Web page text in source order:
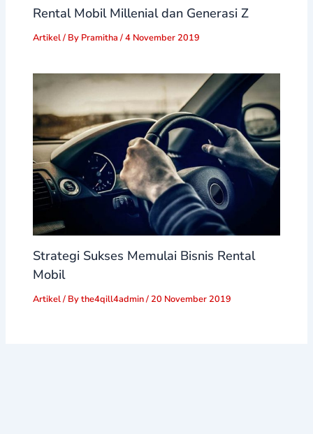
Rental Mobil Millenial dan Generasi Z
Artikel/ By Pramitha/4 November 2019
Strategi Sukses Memulai Bisnis Rental
Mobil
Artikel/ Bythe4qill4admin/ 20 November 2019